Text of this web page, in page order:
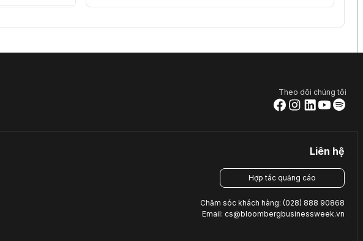
0.18% 30/06/2022
Theo dõi chúng tôi
Liên hệ
Hợp tác quảng cáo
Chăm sóc khách hàng: (028) 888 90868
Email: cs@bloombergbusinessweek.vn